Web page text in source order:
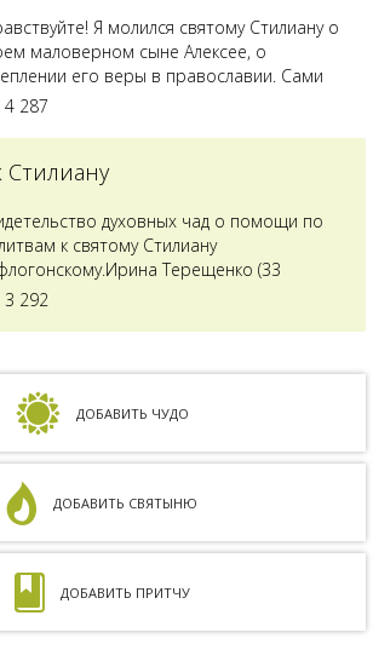
прочитав про него, узнала про
Я молился святому Стилиану о
маловерном сыне Алексее, о
его веры в православии. Сами
супругой воцерковлены. Через год
Приложились к множеству святынь
4 287
Стилиану
духовных чад о помощи по
к святому Стилиану
Терещенко (33
с мужем долгое время пытались
совместимость показал, что мы с мужем
Кроме того, мне ставили...
3 292
ДОБАВИТЬ ЧУДО
ДОБАВИТЬ СВЯТЫНЮ
ДОБАВИТЬ ПРИТЧУ